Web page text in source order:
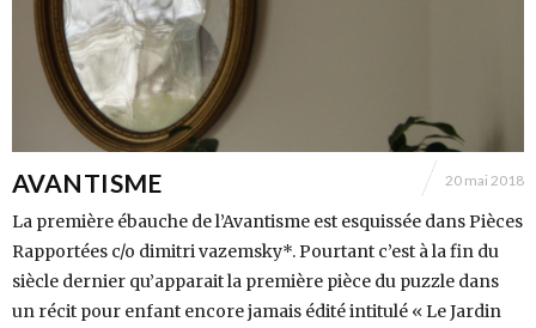
AVANTISME 20 mai 2018
La première ébauche de l’Avantisme est esquissée dans Pièces
Rapportées c/o dimitri vazemsky*. Pourtant c’est à la fin du
siècle dernier qu’apparait la première pièce du puzzle dans
un récit pour enfant encore jamais édité intitulé « Le Jardin